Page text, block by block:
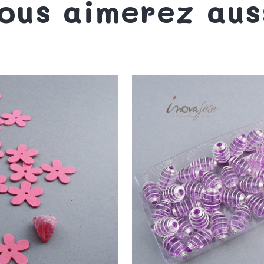
aimerez